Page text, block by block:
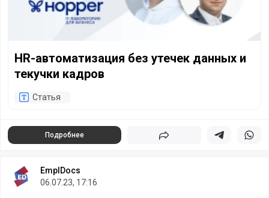
HR-автоматизация без утечек данных и
текучки кадров
Статья
Подробнее Поделиться Поделиться в
EmplDocs
06.07.23, 17:16